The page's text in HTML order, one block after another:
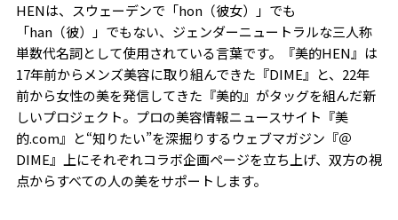
HENは、スウェーデンで「hon（彼女）」でも
「han（彼）」でもない、ジェンダーニュートラルな三人称
単数代名詞として使用されている言葉です。『美的HEN』は
17年前からメンズ美容に取り組んできた『DIME』と、22年
前から女性の美を発信してきた『美的』がタッグを組んだ新
しいプロジェクト。プロの美容情報ニュースサイト『美
的.com』と“知りたい”を深掘りするウェブマガジン『＠
DIME』上にそれぞれコラボ企画ページを立ち上げ、双方の視
点からすべての人の美をサポートします。